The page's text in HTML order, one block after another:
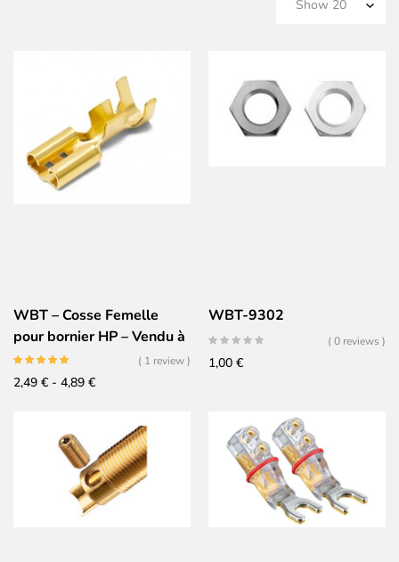
WBT – Cosse Femelle
pour bornier HP – Vendu à
l’unité
( 1 review )
2,49 € - 4,89 €Fascia
da
2,49 €
a
4,89 €
WBT-9302
( 0 reviews )
1,00 €